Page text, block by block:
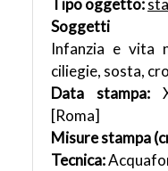
Tipo oggetto:
Soggetti
Infanzia e vita
ciliegie, sosta,
Data stampa:
[Roma]
Misure stampa
Tecnica: